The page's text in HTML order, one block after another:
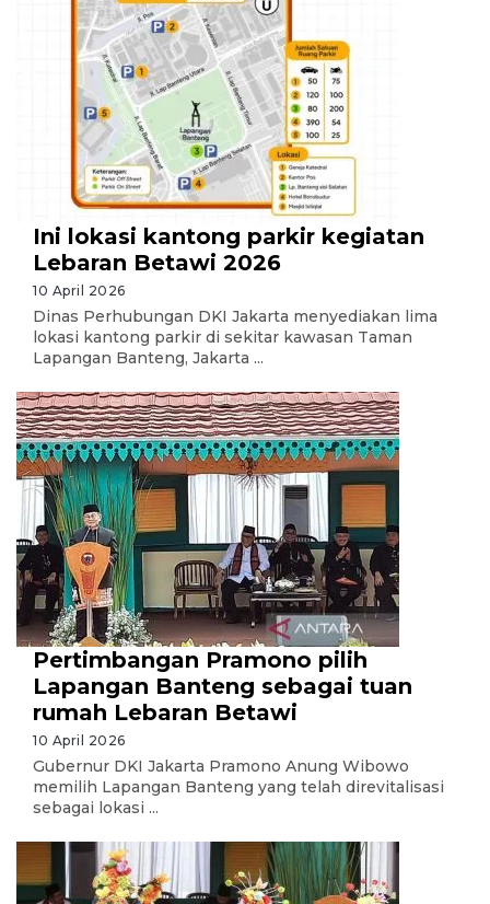
Ini lokasi kantong parkir kegiatan
Lebaran Betawi 2026
10 April 2026
Dinas Perhubungan DKI Jakarta menyediakan lima
lokasi kantong parkir di sekitar kawasan Taman
Lapangan Banteng, Jakarta ...
Pertimbangan Pramono pilih
Lapangan Banteng sebagai tuan
rumah Lebaran Betawi
10 April 2026
Gubernur DKI Jakarta Pramono Anung Wibowo
memilih Lapangan Banteng yang telah direvitalisasi
sebagai lokasi ...